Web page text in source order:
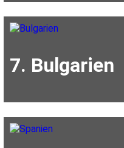
7. Bulgarien